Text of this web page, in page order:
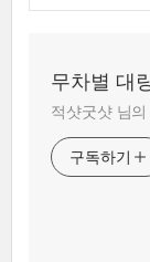
무차별 대
적샷굿샷 님
구독하기